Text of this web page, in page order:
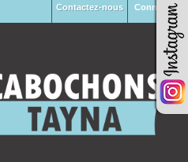
Connexion
Contactez-nous